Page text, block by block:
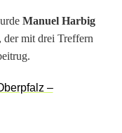
Manuel Harbig
mit drei Treffern